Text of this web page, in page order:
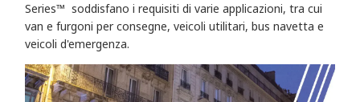
Series™ soddisfano i requisiti di varie applicazioni, tra cui
van e furgoni per consegne, veicoli utilitari, bus navetta e
veicoli d'emergenza.